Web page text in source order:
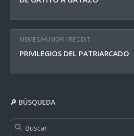
MEMES/HUMOR / REDDIT
PRIVILEGIOS DEL PATRIARCADO
🔎 BÚSQUEDA